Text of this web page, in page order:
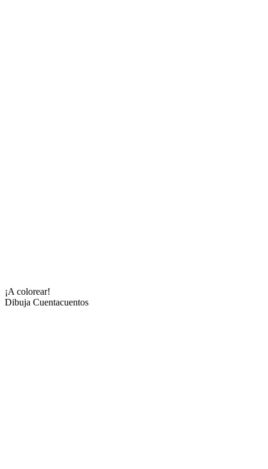
¡A colorear!
Dibuja Cuentacuentos